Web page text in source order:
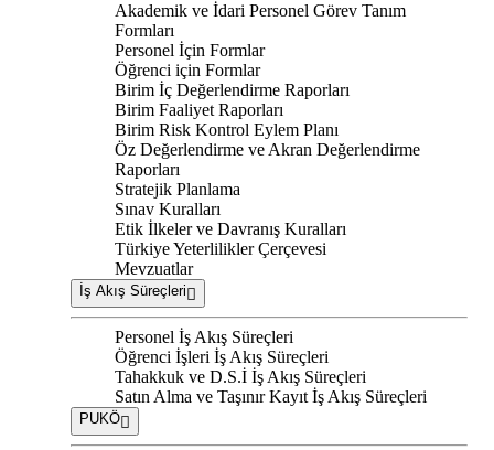
Akademik ve İdari Personel Görev Tanım
Formları
Personel İçin Formlar
Öğrenci için Formlar
Birim İç Değerlendirme Raporları
Birim Faaliyet Raporları
Birim Risk Kontrol Eylem Planı
Öz Değerlendirme ve Akran Değerlendirme
Raporları
Stratejik Planlama
Sınav Kuralları
Etik İlkeler ve Davranış Kuralları
Türkiye Yeterlilikler Çerçevesi
Mevzuatlar
İş Akış Süreçleri
Personel İş Akış Süreçleri
Öğrenci İşleri İş Akış Süreçleri
Tahakkuk ve D.S.İ İş Akış Süreçleri
Satın Alma ve Taşınır Kayıt İş Akış Süreçleri
PUKÖ